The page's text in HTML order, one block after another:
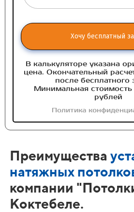
Хочу бесплатный
В калькуляторе указана
цена. Окончательный
после бесплатного
Минимальная стоимость
рублей
Политика
Преимущества
натяжных
компании
Коктебеле.